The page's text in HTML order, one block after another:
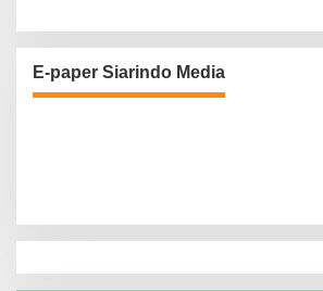
E-paper Siarindo Media